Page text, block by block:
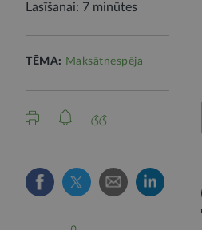
Lasīšanai: 7 minūtes
TĒMA: Maksātnespēja